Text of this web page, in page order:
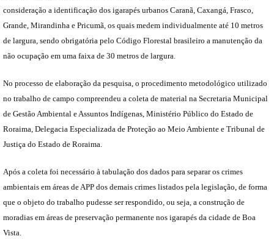
consideração a identificação dos igarapés urbanos Caranã, Caxangá, Frasco,
Grande, Mirandinha e Pricumã, os quais medem individualmente até 10 metros
de largura, sendo obrigatória pelo Código Florestal brasileiro a manutenção da
não ocupação em uma faixa de 30 metros de largura.
No processo de elaboração da pesquisa, o procedimento metodológico utilizado
no trabalho de campo compreendeu a coleta de material na Secretaria Municipal
de Gestão Ambiental e Assuntos Indígenas, Ministério Público do Estado de
Roraima, Delegacia Especializada de Proteção ao Meio Ambiente e Tribunal de
Justiça do Estado de Roraima.
Após a coleta foi necessário à tabulação dos dados para separar os crimes
ambientais em áreas de APP dos demais crimes listados pela legislação, de forma
que o objeto do trabalho pudesse ser respondido, ou seja, a construção de
moradias em áreas de preservação permanente nos igarapés da cidade de Boa
Vista.